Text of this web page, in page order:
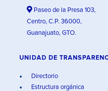
Paseo de la Presa 103,
Centro, C.P. 36000,
Guanajuato, GTO.
UNIDAD DE
Directorio
Estructura orgánica